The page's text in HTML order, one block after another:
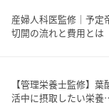
産婦人科医監修｜予定
切開の流れと費用とは
【管理栄養士監修】
活中に摂取したい栄